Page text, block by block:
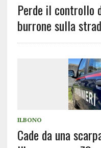
Perde il controllo
burrone sulla
ILBONO
Cade da una